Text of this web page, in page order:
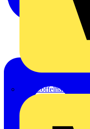
Emil Löffelhardt